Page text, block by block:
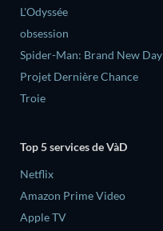
L'Odyssée
obsession
Spider-Man: Brand New Day
Projet Dernière Chance
Troie
Top 5 services de VàD
Netflix
Amazon Prime Video
Apple TV